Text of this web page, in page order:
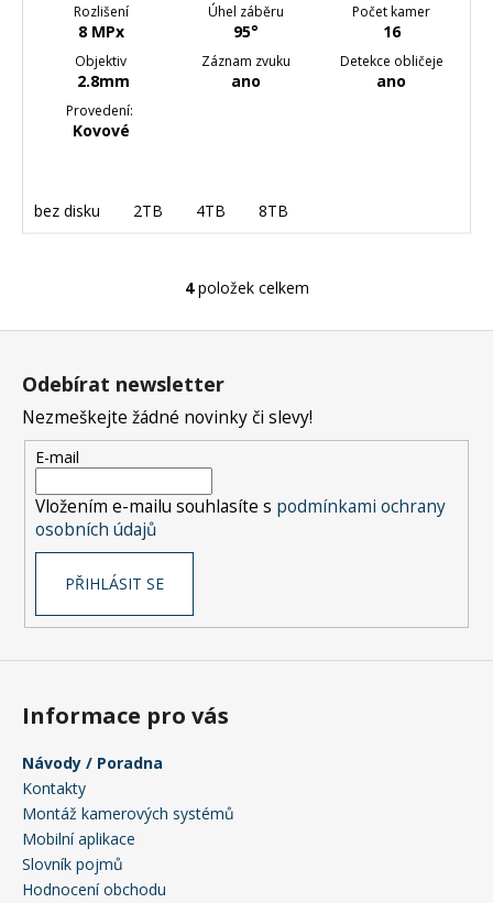
Rozlišení
8 MPx
Úhel záběru
95°
Počet kamer
16
Objektiv
2.8mm
Záznam zvuku
ano
Detekce obličeje
ano
Provedení:
Kovové
bez disku 2TB 4TB 8TB
O
a
c
r
ý
p
4položek celkem
Z
Odebírat newsletter
Nezmeškejte žádné novinky či slevy!
E-mail
Vložením e-mailu souhlasíte s podmínkami ochrany
osobních údajů
PŘIHLÁSIT SE
Informace pro vás
Návody / Poradna
Kontakty
Montáž kamerových systémů
Mobilní aplikace
Slovník pojmů
Hodnocení obchodu